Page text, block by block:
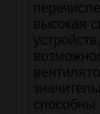
высокая
способны